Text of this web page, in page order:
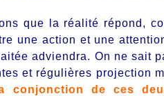
que la réalité répond,
une action et une
adviendra. On ne sait
et régulières projection
conjonction de ces